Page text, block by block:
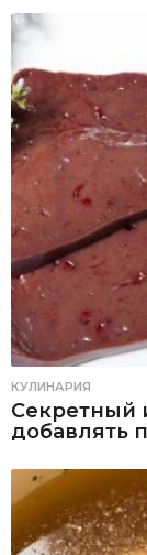
КУЛИНАРИЯ
Секретный
добавлять